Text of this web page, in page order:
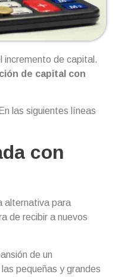
incremento de capital.
de capital con
las siguientes líneas
con
alternativa para
de recibir a nuevos
de un
pequeñas y grandes